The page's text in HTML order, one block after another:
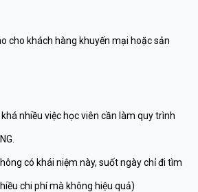
cho khách hàng khuyến mại hoặc sản
nhiều việc học viên cần làm quy trình
có khái niệm này, suốt ngày chỉ đi tìm
chi phí mà không hiệu quả)